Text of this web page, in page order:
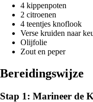
4 kippenpoten
2 citroenen
4 teentjes knoflook
Verse kruiden naar
Olijfolie
Zout en peper
Bereidingswijze
Stap 1: Marineer de